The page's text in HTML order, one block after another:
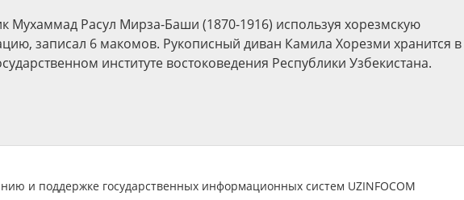
Мухаммад Расул Мирза-Баши (1870-1916) используя хорезмскую
записал 6 макомов. Рукописный диван Камила Хорезми хранится в
институте востоковедения Республики Узбекистана.
и поддержке государственных информационных систем UZINFOCOM